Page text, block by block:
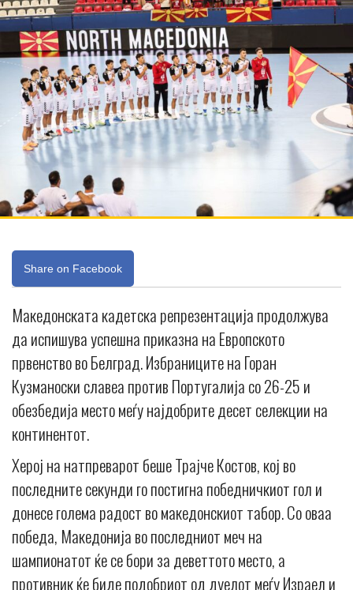
Share on Facebook
Македонската кадетска репрезентација продолжува
да испишува успешна приказна на Европското
првенство во Белград. Избраниците на Горан
Кузманоски славеа против Португалија со 26-25 и
обезбедија место меѓу најдобрите десет селекции на
континентот.
Херој на натпреварот беше Трајче Костов, кој во
последните секунди го постигна победничкиот гол и
донесе голема радост во македонскиот табор. Со оваа
победа, Македонија во последниот меч на
шампионатот ќе се бори за деветтото место, а
противник ќе биде подобриот од дуелот меѓу Израел и